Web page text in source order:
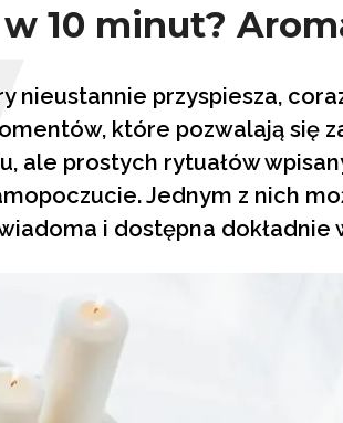
w 10 minut?
nieustannie przyspiesza,
które pozwalają się
ale prostych rytuałów
Jednym z nich
i dostępna